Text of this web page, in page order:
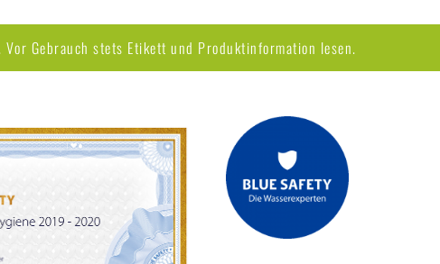
Gebrauch stets Etikett und Produktinformation lesen.